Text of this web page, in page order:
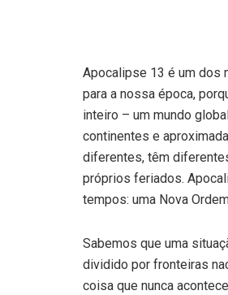
Apocalipse 13 é um dos
para a nossa época,
inteiro – um mundo
continentes e
diferentes, têm
próprios feriados.
tempos: uma Nova
Sabemos que uma
dividido por fronteiras
coisa que nunca